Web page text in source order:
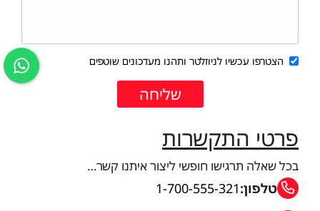
הצטרפו עכשיו לניוזלטר ותהנו מעדכונים שוטפים
פרטי התקשרות
בכל שאלה תרגישו חופשי ליצור איתנו קשר…
טלפון:1-700-555-321